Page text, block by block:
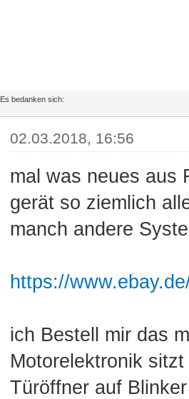
Es bedanken sich:
02.03.2018, 16:56
mal was neues aus
gerät so ziemlich
manch andere
https://
ich Bestell mir das
Motorelektronik
Türöffner auf